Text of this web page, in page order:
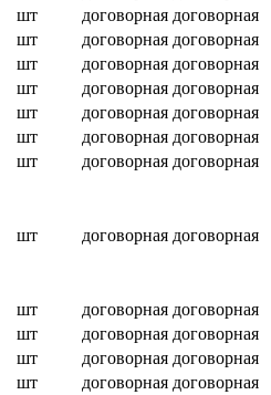
шт договорная договорная
шт договорная договорная
шт договорная договорная
шт договорная договорная
шт договорная договорная
шт договорная договорная
шт договорная договорная
шт договорная договорная
шт договорная договорная
шт договорная договорная
шт договорная договорная
шт договорная договорная